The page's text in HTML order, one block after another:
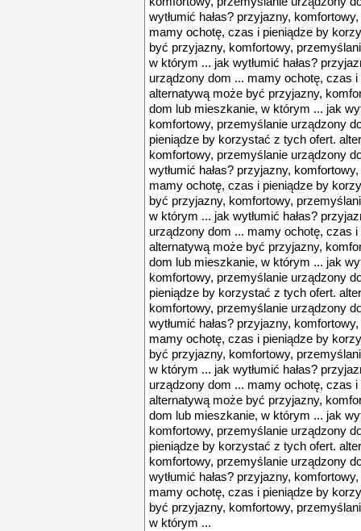
wytłumić hałas? przyjazny,
mamy ochotę, czas i pieniądze by
być przyjazny, komfortowy,
w którym ... jak wytłumić hałas?
urządzony dom ... mamy ochotę, czas
alternatywą może być przyjazny,
dom lub mieszkanie, w którym ... jak
komfortowy, przemyślanie urządzony
pieniądze by korzystać z tych ofert.
komfortowy, przemyślanie urządzony
wytłumić hałas? przyjazny,
mamy ochotę, czas i pieniądze by
być przyjazny, komfortowy,
w którym ... jak wytłumić hałas?
urządzony dom ... mamy ochotę, czas
alternatywą może być przyjazny,
dom lub mieszkanie, w którym ... jak
komfortowy, przemyślanie urządzony
pieniądze by korzystać z tych ofert.
komfortowy, przemyślanie urządzony
wytłumić hałas? przyjazny,
mamy ochotę, czas i pieniądze by
być przyjazny, komfortowy,
w którym ... jak wytłumić hałas?
urządzony dom ... mamy ochotę, czas
alternatywą może być przyjazny,
dom lub mieszkanie, w którym ... jak
komfortowy, przemyślanie urządzony
pieniądze by korzystać z tych ofert.
komfortowy, przemyślanie urządzony
wytłumić hałas? przyjazny,
mamy ochotę, czas i pieniądze by
być przyjazny, komfortowy,
w którym ...